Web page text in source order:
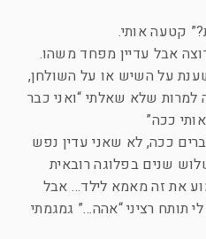
קטעה אותי.
אבל עדיין מפחד משהו.
על השיש או על השולחן,
למרות שלא שאלתי “ואני כבר
ככה”
ככה, לא שאני עדין נפש
שנים בפלוגה רובאית
את זה מאמא לילד… אבל
תותח רציני “אהה…” גמגמתי